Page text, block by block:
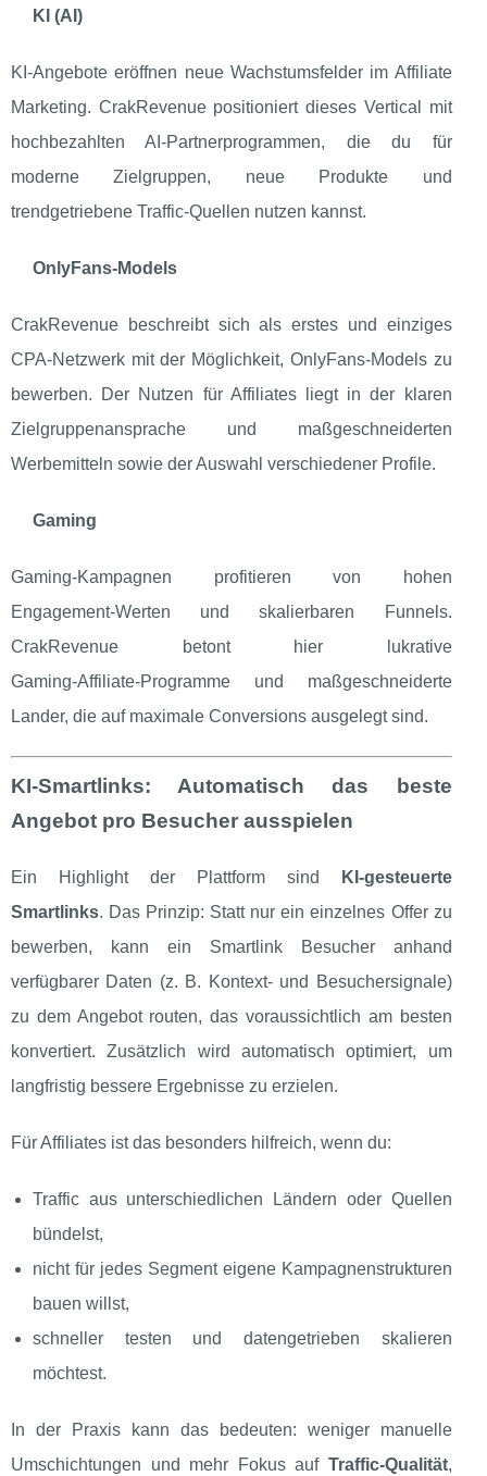
KI (AI)
KI‑Angebote eröffnen neue Wachstumsfelder im Affiliate
Marketing. CrakRevenue positioniert dieses Vertical mit
hochbezahlten AI‑Partnerprogrammen, die du für
moderne Zielgruppen, neue Produkte und
trendgetriebene Traffic‑Quellen nutzen kannst.
OnlyFans‑Models
CrakRevenue beschreibt sich als erstes und einziges
CPA‑Netzwerk mit der Möglichkeit, OnlyFans‑Models zu
bewerben. Der Nutzen für Affiliates liegt in der klaren
Zielgruppenansprache und maßgeschneiderten
Werbemitteln sowie der Auswahl verschiedener Profile.
Gaming
Gaming‑Kampagnen profitieren von hohen
Engagement‑Werten und skalierbaren Funnels.
CrakRevenue betont hier lukrative
Gaming‑Affiliate‑Programme und maßgeschneiderte
Lander, die auf maximale Conversions ausgelegt sind.
KI‑Smartlinks: Automatisch das beste
Angebot pro Besucher ausspielen
Ein Highlight der Plattform sind
KI‑gesteuerte
Smartlinks. Das Prinzip: Statt nur ein einzelnes Offer zu
bewerben, kann ein Smartlink Besucher anhand
verfügbarer Daten (z. B. Kontext‑ und Besuchersignale)
zu dem Angebot routen, das voraussichtlich am besten
konvertiert. Zusätzlich wird automatisch optimiert, um
langfristig bessere Ergebnisse zu erzielen.
Für Affiliates ist das besonders hilfreich, wenn du:
Traffic aus unterschiedlichen Ländern oder Quellen
bündelst,
nicht für jedes Segment eigene Kampagnenstrukturen
bauen willst,
schneller testen und datengetrieben skalieren
möchtest.
In der Praxis kann das bedeuten: weniger manuelle
Umschichtungen und mehr Fokus auf Traffic‑Qualität,